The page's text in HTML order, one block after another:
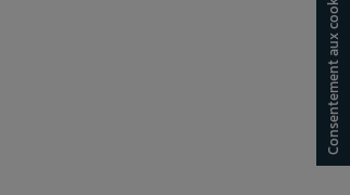
Consentement aux cookies